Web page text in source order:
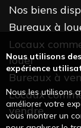
Nos biens
Bureaux à
Locaux
louer
Bureaux à
Locaux
vendre
Nous utilisons
expérience
Nous les utilisons
améliorer votre
vous montrer un